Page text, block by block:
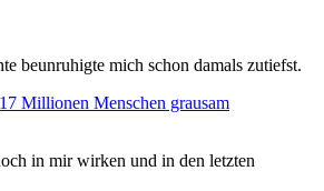
beunruhigte mich schon damals zutiefst.
17 Millionen Menschen grausam
in mir wirken und in den letzten